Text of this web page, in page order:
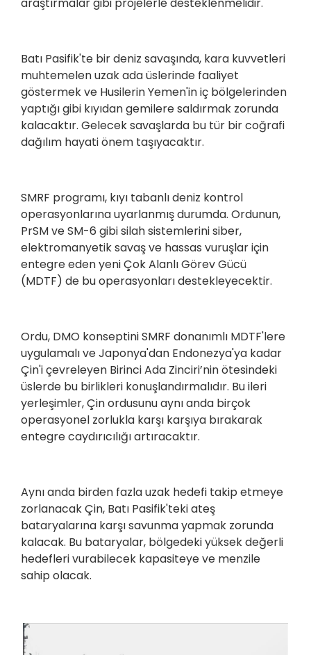
araştırmalar gibi projelerle desteklenmelidir.
Batı Pasifik'te bir deniz savaşında, kara kuvvetleri
muhtemelen uzak ada üslerinde faaliyet
göstermek ve Husilerin Yemen'in iç bölgelerinden
yaptığı gibi kıyıdan gemilere saldırmak zorunda
kalacaktır. Gelecek savaşlarda bu tür bir coğrafi
dağılım hayati önem taşıyacaktır.
SMRF programı, kıyı tabanlı deniz kontrol
operasyonlarına uyarlanmış durumda. Ordunun,
PrSM ve SM-6 gibi silah sistemlerini siber,
elektromanyetik savaş ve hassas vuruşlar için
entegre eden yeni Çok Alanlı Görev Gücü
(MDTF) de bu operasyonları destekleyecektir.
Ordu, DMO konseptini SMRF donanımlı MDTF'lere
uygulamalı ve Japonya'dan Endonezya'ya kadar
Çin'i çevreleyen Birinci Ada Zinciri’nin ötesindeki
üslerde bu birlikleri konuşlandırmalıdır. Bu ileri
yerleşimler, Çin ordusunu aynı anda birçok
operasyonel zorlukla karşı karşıya bırakarak
entegre caydırıcılığı artıracaktır.
Aynı anda birden fazla uzak hedefi takip etmeye
zorlanacak Çin, Batı Pasifik'teki ateş
bataryalarına karşı savunma yapmak zorunda
kalacak. Bu bataryalar, bölgedeki yüksek değerli
hedefleri vurabilecek kapasiteye ve menzile
sahip olacak.